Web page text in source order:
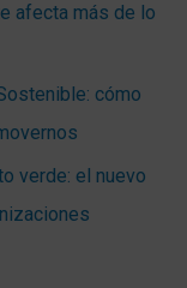
afecta más de lo
cómo
verde: el nuevo